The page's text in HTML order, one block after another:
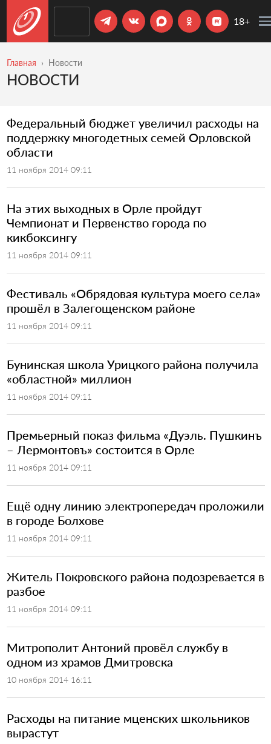
18+
Главная Новости
НОВОСТИ
​Федеральный бюджет увеличил расходы на
поддержку многодетных семей Орловской
области
11 ноября 2014 09:11
​На этих выходных в Орле пройдут
Чемпионат и Первенство города по
кикбоксингу
11 ноября 2014 09:11
​Фестиваль «Обрядовая культура моего села»
прошёл в Залегощенском районе
11 ноября 2014 09:11
Бунинская школа Урицкого района получила
«областной» миллион
11 ноября 2014 09:11
​Премьерный показ фильма «Дуэль. Пушкинъ
– Лермонтовъ» состоится в Орле
11 ноября 2014 09:11
​Ещё одну линию электропередач проложили
в городе Болхове
11 ноября 2014 09:11
Житель Покровского района подозревается в
разбое
11 ноября 2014 09:11
Митрополит Антоний провёл службу в
одном из храмов Дмитровска
10 ноября 2014 16:11
Расходы на питание мценских школьников
вырастут